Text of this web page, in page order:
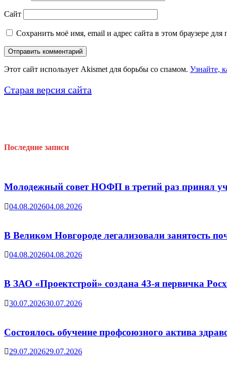
Сайт
Сохранить моё имя, email и адрес сайта в этом браузере
Этот сайт использует Akismet для борьбы со спамом. Узнайте,
Старая версия сайта
Последние записи
Молодежный совет НОФП в третий раз принял
04.08.202604.08.2026
В Великом Новгороде легализовали занятость
04.08.202604.08.2026
В ЗАО «Проектстрой» создана 43-я первичка
30.07.202630.07.2026
Состоялось обучение профсоюзного актива
29.07.202629.07.2026